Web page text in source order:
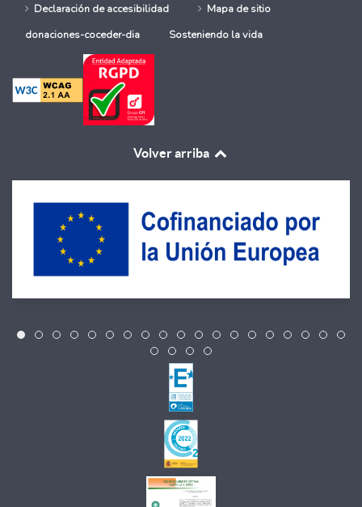
Declaración de accesibilidad
Mapa de sitio
donaciones-coceder-dia
Sosteniendo la vida
Volver arriba